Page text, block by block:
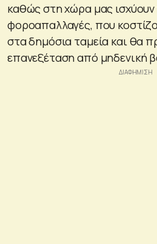
καθώς στη χώρα μας
φοροαπαλλαγές, που
στα δημόσια ταμεία και θα
επανεξέταση από μηδενική